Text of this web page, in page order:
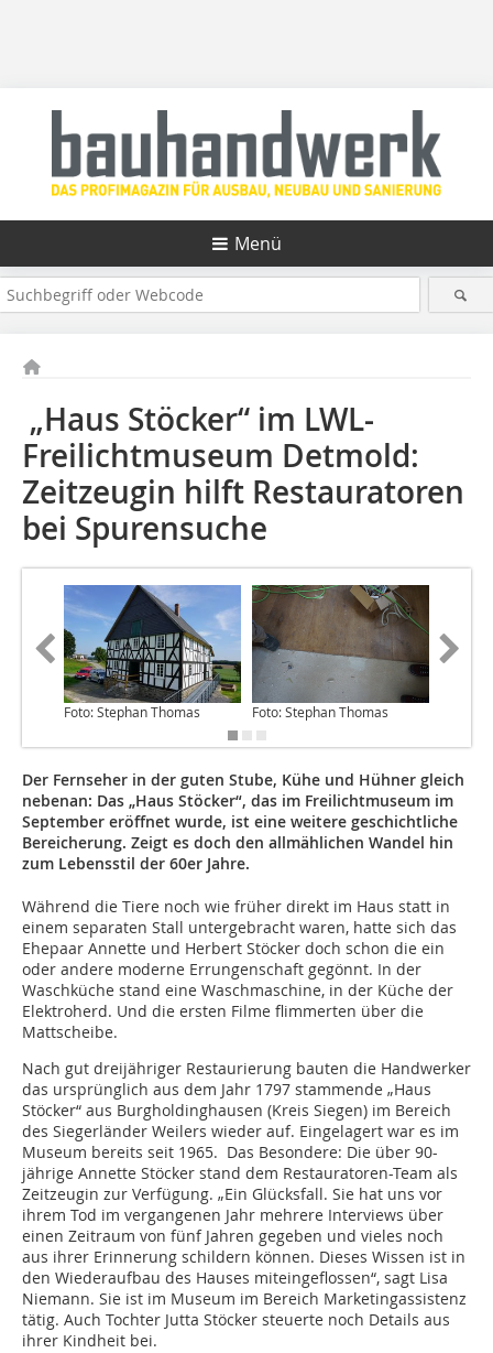
Menü
„Haus Stöcker“ im LWL-
Freilichtmuseum Detmold:
Zeitzeugin hilft Restauratoren
bei Spurensuche
Foto: Stephan Thomas Foto: Stephan Thomas
Der Fernseher in der guten Stube, Kühe und Hühner gleich
nebenan: Das „Haus Stöcker“, das im Freilichtmuseum im
September eröffnet wurde, ist eine weitere geschichtliche
Bereicherung. Zeigt es doch den allmählichen Wandel hin
zum Lebensstil der 60er Jahre.
Während die Tiere noch wie früher direkt im Haus statt in
einem separaten Stall untergebracht waren, hatte sich das
Ehepaar Annette und Herbert Stöcker doch schon die ein
oder andere moderne Errungenschaft gegönnt. In der
Waschküche stand eine Waschmaschine, in der Küche der
Elektroherd. Und die ersten Filme flimmerten über die
Mattscheibe.
Nach gut dreijähriger Restaurierung bauten die Handwerker
das ursprünglich aus dem Jahr 1797 stammende „Haus
Stöcker“ aus Burgholdinghausen (Kreis Siegen) im Bereich
des Siegerländer Weilers wieder auf. Eingelagert war es im
Museum bereits seit 1965. Das Besondere: Die über 90-
jährige Annette Stöcker stand dem Restauratoren-Team als
Zeitzeugin zur Verfügung. „Ein Glücksfall. Sie hat uns vor
ihrem Tod im vergangenen Jahr mehrere Interviews über
einen Zeitraum von fünf Jahren gegeben und vieles noch
aus ihrer Erinnerung schildern können. Dieses Wissen ist in
den Wiederaufbau des Hauses miteingeflossen“, sagt Lisa
Niemann. Sie ist im Museum im Bereich Marketingassistenz
tätig. Auch Tochter Jutta Stöcker steuerte noch Details aus
ihrer Kindheit bei.